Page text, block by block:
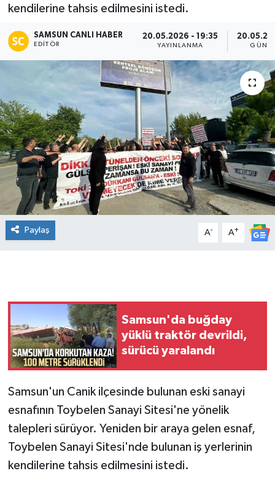
kendilerine tahsis edilmesini istedi.
SAMSUN CANLI HABER
EDITÖR
20.05.2026 - 19:35
YAYINLANMA
Paylaş A- A+
Samsun'da buğday
yüklü traktör devrildi,
sürücü yaralandı
Samsun'un Canik ilçesinde bulunan eski sanayi
esnafının Toybelen Sanayi Sitesi'ne yönelik
talepleri sürüyor. Yeniden bir araya gelen esnaf,
Toybelen Sanayi Sitesi'nde bulunan iş yerlerinin
kendilerine tahsis edilmesini istedi.
Yemek
Manşet Haberi
Haber Arşivi